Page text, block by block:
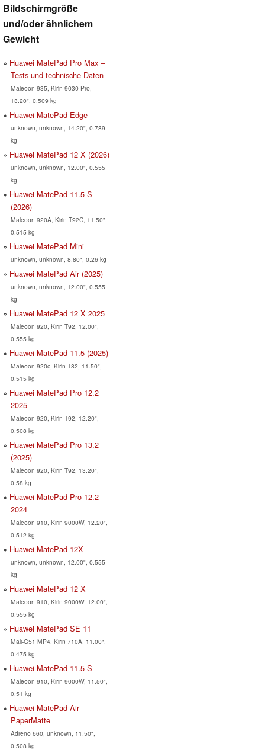
Bildschirmgröße
und/oder ähnlichem
Gewicht
Huawei MatePad Pro Max –
Tests und technische Daten
Maleoon 935, Kirin 9030 Pro,
13.20", 0.509 kg
Huawei MatePad Edge
unknown, unknown, 14.20", 0.789
kg
Huawei MatePad 12 X (2026)
unknown, unknown, 12.00", 0.555
kg
Huawei MatePad 11.5 S
(2026)
Maleoon 920A, Kirin T92C, 11.50",
0.515 kg
Huawei MatePad Mini
unknown, unknown, 8.80", 0.26 kg
Huawei MatePad Air (2025)
unknown, unknown, 12.00", 0.555
kg
Huawei MatePad 12 X 2025
Maleoon 920, Kirin T92, 12.00",
0.555 kg
Huawei MatePad 11.5 (2025)
Maleoon 920c, Kirin T82, 11.50",
0.515 kg
Huawei MatePad Pro 12.2
2025
Maleoon 920, Kirin T92, 12.20",
0.508 kg
Huawei MatePad Pro 13.2
(2025)
Maleoon 920, Kirin T92, 13.20",
0.58 kg
Huawei MatePad Pro 12.2
2024
Maleoon 910, Kirin 9000W, 12.20",
0.512 kg
Huawei MatePad 12X
unknown, unknown, 12.00", 0.555
kg
Huawei MatePad 12 X
Maleoon 910, Kirin 9000W, 12.00",
0.555 kg
Huawei MatePad SE 11
Mali-G51 MP4, Kirin 710A, 11.00",
0.475 kg
Huawei MatePad 11.5 S
Maleoon 910, Kirin 9000W, 11.50",
0.51 kg
Huawei MatePad Air
PaperMatte
Adreno 660, unknown, 11.50",
0.508 kg